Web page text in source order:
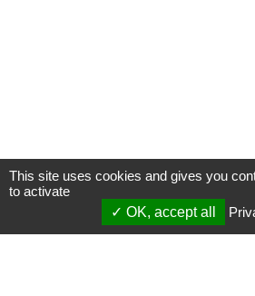
This site uses cookies and gives you
to activate
OK, accept all